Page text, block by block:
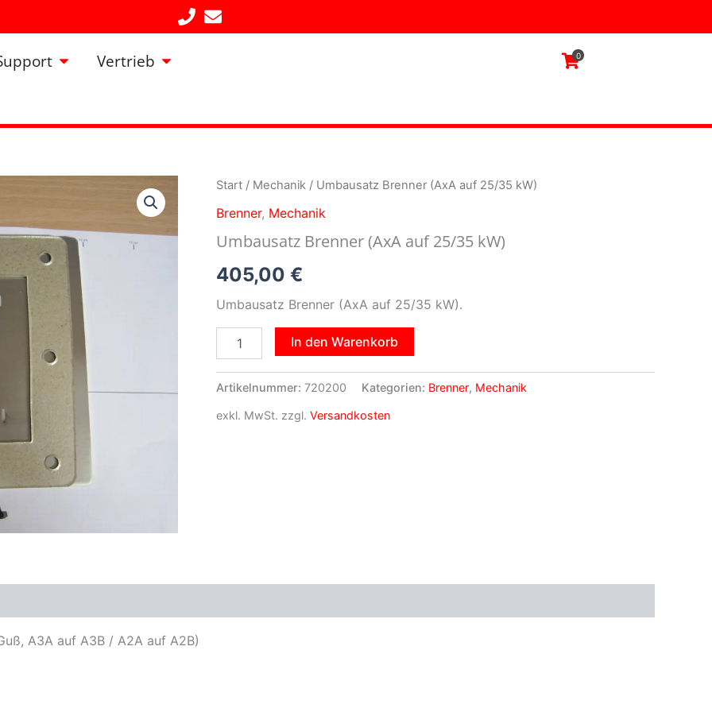
Öffne Support
Vertrieb Öffne Vertrieb 0
Start / Mechanik / Umbausatz Brenner (AxA auf 25/35 kW)
Brenner, Mechanik
Umbausatz Brenner (AxA auf 25/35 kW)
405,00 €
Umbausatz Brenner (AxA auf 25/35 kW).
Umbausatz
(AxA
25/35
Menge
In den Warenkorb
Artikelnummer: 720200 Kategorien: Brenner, Mechanik
exkl. MwSt. zzgl. Versandkosten
A3A auf A3B / A2A auf A2B)
kW)